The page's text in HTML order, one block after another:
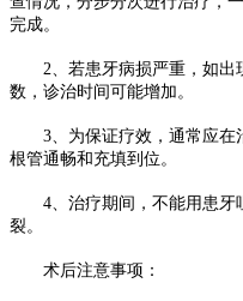
完成。
2、若患牙病损严重，如出
数，诊治时间可能增加。
3、为保证疗效，通常应在
根管通畅和充填到位。
4、治疗期间，不能用患牙
裂。
术后注意事项：